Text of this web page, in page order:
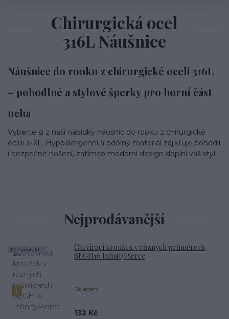
Chirurgická ocel
316L Náušnice
Náušnice do rooku z chirurgické oceli 316L
– pohodlné a stylové šperky pro horní část
ucha
Vyberte si z naší nabídky náušnic do rooku z chirurgické
oceli 316L. Hypoalergenní a odolný materiál zajišťuje pohodlí
i bezpečné nošení, zatímco moderní design doplní váš styl.
Nejprodávanější
1.
Otevírací kroužek v různých průměrech
SEGH16 InfinityPierce
Skladem
TOP produkt
132 Kč